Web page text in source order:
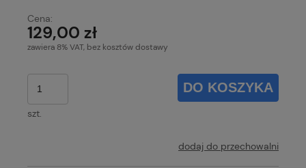
Cena:
129,00 zł
zawiera 8% VAT, bez kosztów dostawy
szt.
DO KOSZYKA
dodaj do przechowalni